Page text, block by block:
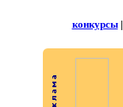
конкурсы|